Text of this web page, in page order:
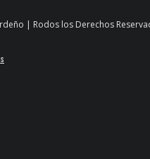
| Rodos los Derechos